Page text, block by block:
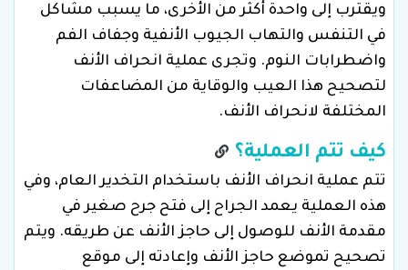
ويقترب إلى واحدة أكثر من الأخرى، ما يسبب مشاكل
في التنفس والتهاب الجيوب الأنفية وجفاف الفم
واضطرابات النوم. وتجرى عملية انحراف الأنف
لتصحيح هذا العيب والوقاية من المضاعفات
المختلفة لانحراف الأنف.
كيف تتم العملية؟
تتم عملية انحراف الأنف باستخدام التخدير العام، وفي
هذه العملية يعمد الجراح إلى فتح جرح صغير في
مقدمة الأنف للوصول إلى حاجز الأنف عن طريقه. ويتم
تصحيح تموضع حاجز الأنف وإعادته إلى موقع